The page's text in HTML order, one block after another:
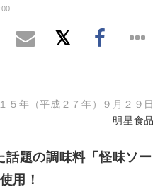
５年（平成２７年）９月２９日
明星食品
話題の調味料「怪味ソー
用！